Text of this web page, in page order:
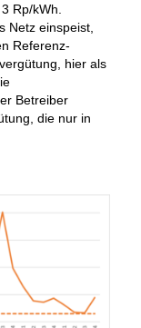
Rp/kWh.
Netz einspeist,
Referenz-
hier als
Betreiber
die nur in